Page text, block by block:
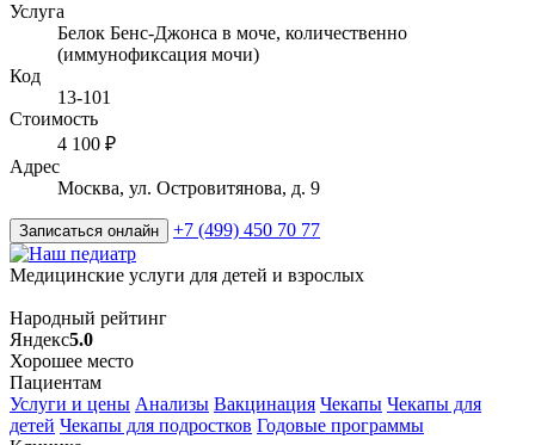
Услуга
Белок Бенс-Джонса в моче, количественно
(иммунофиксация мочи)
Код
13-101
Стоимость
4 100 ₽
Адрес
Москва, ул. Островитянова, д. 9
Записаться онлайн +7 (499) 450 70 77
Медицинские услуги для детей и взрослых
Народный рейтинг
Яндекс5.0
Хорошее место
Пациентам
Услуги и цены Анализы Вакцинация Чекапы Чекапы для
детей Чекапы для подростков Годовые программы